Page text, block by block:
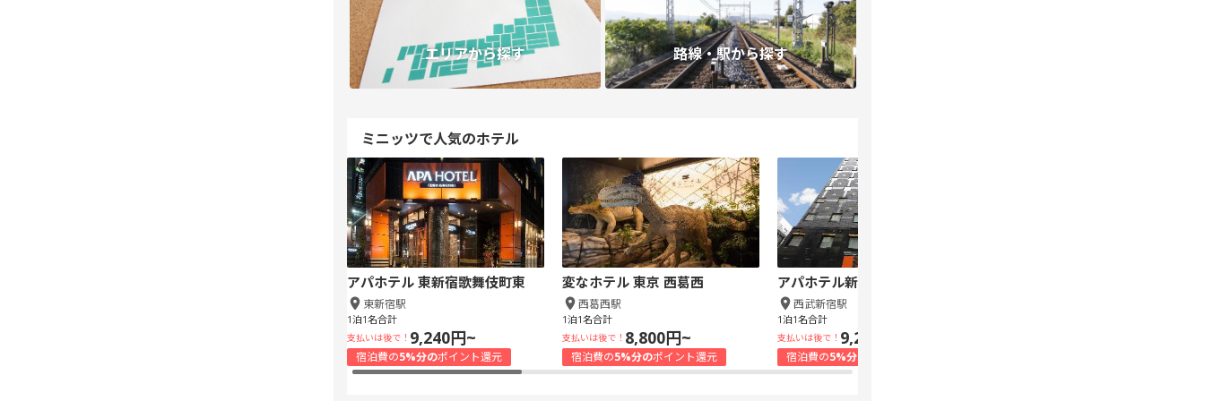
エリアから探す 路線・駅から探す
ミニッツで人気のホテル
アパホテル 東新宿歌舞伎町東
東新宿駅
1泊1名合計
支払いは後で！ 9,240円~
宿泊費の5%分のポイント還元
変なホテル 東京 西葛西
西葛西駅
1泊1名合計
支払いは後で！ 8,800円~
宿泊費の5%分のポイント還元
アパホテル新宿 歌舞伎町中央
西武新宿駅
1泊1名合計
支払いは後で！ 9,240円~
宿泊費の5%分の